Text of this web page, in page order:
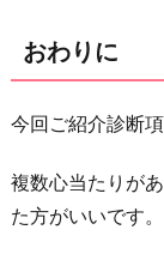
おわりに
今回ご紹介診断
複数心当たりが
た方がいいです。